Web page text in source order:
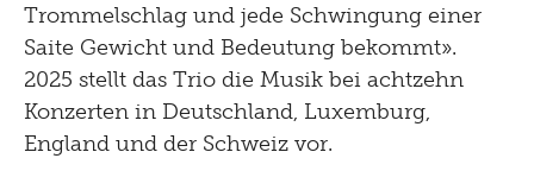
Trommelschlag und jede Schwingung einer
Saite Gewicht und Bedeutung bekommt».
2025 stellt das Trio die Musik bei achtzehn
Konzerten in Deutschland, Luxemburg,
England und der Schweiz vor.